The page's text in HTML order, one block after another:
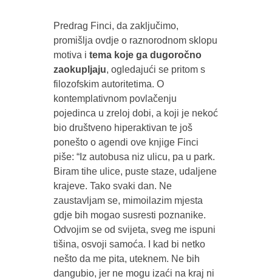
Predrag Finci, da zaključimo,
promišlja ovdje o raznorodnom sklopu
motiva i tema koje ga dugoročno
zaokupljaju, ogledajući se pritom s
filozofskim autoritetima. O
kontemplativnom povlačenju
pojedinca u zreloj dobi, a koji je nekoć
bio društveno hiperaktivan te još
ponešto o agendi ove knjige Finci
piše: “Iz autobusa niz ulicu, pa u park.
Biram tihe ulice, puste staze, udaljene
krajeve. Tako svaki dan. Ne
zaustavljam se, mimoilazim mjesta
gdje bih mogao susresti poznanike.
Odvojim se od svijeta, sveg me ispuni
tišina, osvoji samoća. I kad bi netko
nešto da me pita, uteknem. Ne bih
dangubio, jer ne mogu izaći na kraj ni